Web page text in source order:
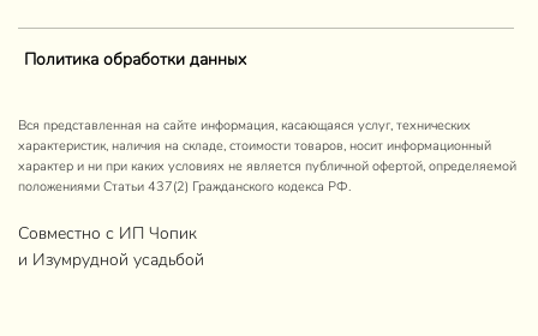
Политика обработки данных
Вся представленная на сайте информация, касающаяся услуг, технических
характеристик, наличия на складе, стоимости товаров, носит информационный
характер и ни при каких условиях не является публичной офертой, определяемой
положениями Статьи 437(2) Гражданского кодекса РФ.
Совместно с ИП Чопик
и Изумрудной усадьбой